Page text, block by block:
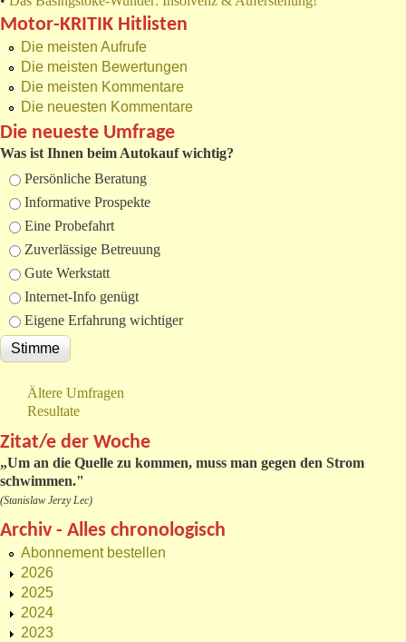
Motor-KRITIK Hitlisten
Die meisten Aufrufe
Die meisten Bewertungen
Die meisten Kommentare
Die neuesten Kommentare
Die neueste Umfrage
Was ist Ihnen beim Autokauf wichtig?
Auswahlmöglichkeiten
Persönliche Beratung
Informative Prospekte
Eine Probefahrt
Zuverlässige Betreuung
Gute Werkstatt
Internet-Info genügt
Eigene Erfahrung wichtiger
Ältere Umfragen
Resultate
Zitat/e der Woche
„Um an die Quelle zu kommen, muss man gegen den Strom
schwimmen."
(Stanislaw Jerzy Lec)
Archiv - Alles chronologisch
Abonnement bestellen
2026
2025
2024
2023